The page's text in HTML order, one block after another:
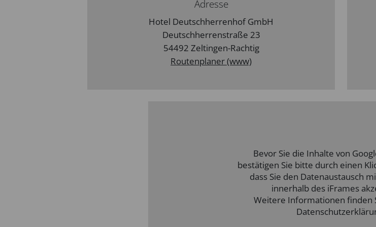
Adresse
Hotel Deutschherrenhof GmbH
Deutschherrenstraße 23
54492 Zeltingen-Rachtig
Routenplaner (www)
Bevor Sie die Inhalte von
bestätigen Sie bitte durch einen
dass Sie den Datenaustausch
innerhalb des iFrames
Weitere Informationen finden